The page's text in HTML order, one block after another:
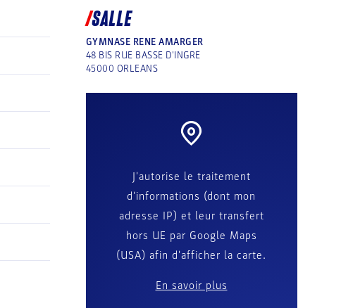
SALLE
GYMNASE RENE AMARGER
48 BIS RUE BASSE D'INGRE
45000 ORLEANS
J'autorise le traitement
d'informations (dont mon
adresse IP) et leur transfert
hors UE par Google Maps
(USA) afin d'afficher la carte.
En savoir plus